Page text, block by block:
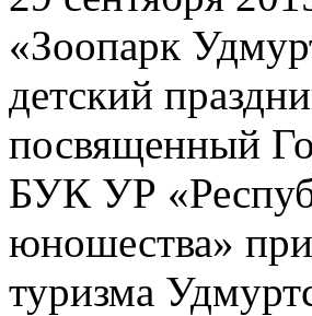
«Зоопарк
детский
посвященный
БУК УР
юношества»
туризма